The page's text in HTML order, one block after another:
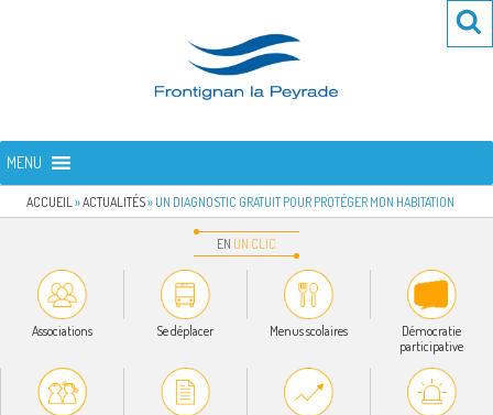
FRONTIGNAN LA PEYRADE
MENU
ACCUEIL »ACTUALITÉS» UN DIAGNOSTIC GRATUIT POUR PROTÉGER MON HABITATION
EN UN CLIC
Associations Se déplacer Menus scolaires
Démocratie
participative